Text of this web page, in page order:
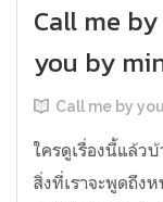
Call me
you by
Call me by
ใครดูเรื่องนี้แล้ว
สิ่งที่เราจะพูดถึง